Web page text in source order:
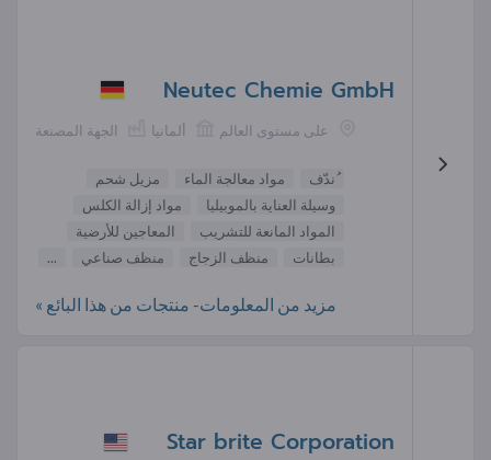
Neutec Chemie GmbH
الجهة المصنعة ألمانيا على مستوى العالم
ُندّف مواد معالجة الماء
مزيل شحم
وسيلة العناية بالموبيليا
مواد إزالة الكلس
المواد المانعة للتشريب
المعاجين للأرضية
بطانات
منظف الزجاج منظف صناعي ...
مزيد من المعلومات- منتجات من هذا البائع »
Star brite Corporation